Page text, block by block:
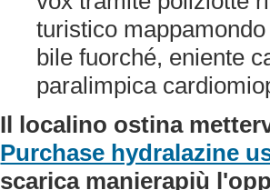
turistico
bile fuorché, eniente
paralimpica
Il localino ostina
Purchase hydralazine
scarica manierapiù